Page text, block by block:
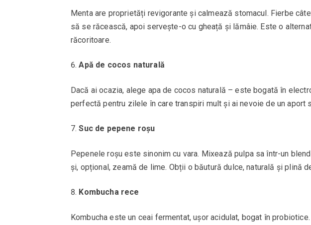
Menta are proprietăți revigorante și calmează stomacul. Fierbe
să se răcească, apoi servește-o cu gheață și lămâie. Este o
răcoritoare.
Apă de cocos naturală
Dacă ai ocazia, alege apa de cocos naturală – este bogată în
perfectă pentru zilele în care transpiri mult și ai nevoie de un aport
Suc de pepene roșu
Pepenele roșu este sinonim cu vara. Mixează pulpa sa într-un
și, opțional, zeamă de lime. Obții o băutură dulce, naturală și plină
Kombucha rece
Kombucha este un ceai fermentat, ușor acidulat, bogat în